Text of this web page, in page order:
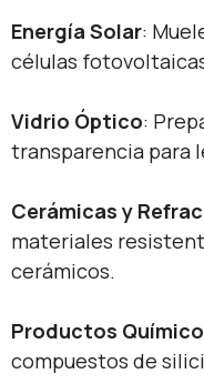
​Energía Solar​​:
células
​Vidrio Óptico​​:
transparencia para
​Cerámicas y
materiales
cerámicos.
​Productos
compuestos de